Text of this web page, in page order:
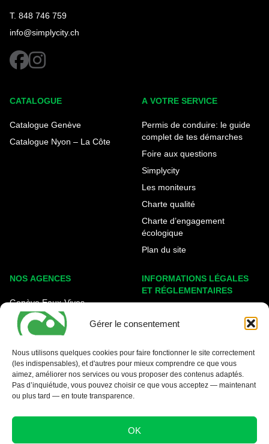
Gérer le consentement
Nous utilisons quelques cookies pour faire fonctionner le site correctement
(les indispensables), et d'autres pour mieux comprendre ce que vous
aimez, améliorer nos services ou vous proposer des contenus adaptés.
Pas d’inquiétude, vous pouvez choisir ce que vous acceptez — maintenant
ou plus tard — en toute transparence.
OK
T. 848 746 759
info@simplycity.ch
facebookinstagram
CATALOGUE
Catalogue Genève
Catalogue Nyon – La Côte
A VOTRE SERVICE
Permis de conduire: le guide
complet de tes démarches
Foire aux questions
Simplycity
Les moniteurs
Charte qualité
Charte d’engagement
écologique
Plan du site
NOS AGENCES
Genève Eaux-Vives
Carouge - Rondeau
Nyon - La Côte
INFORMATIONS LÉGALES
ET RÉGLEMENTAIRES
Protection des données
Conditions générales